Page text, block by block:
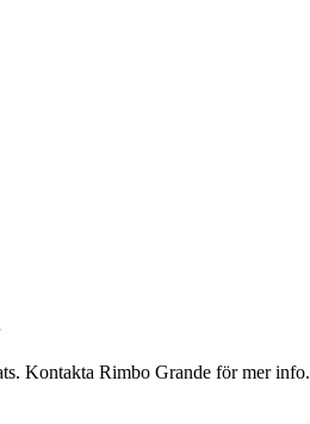
Kontakta Rimbo Grande för mer info.